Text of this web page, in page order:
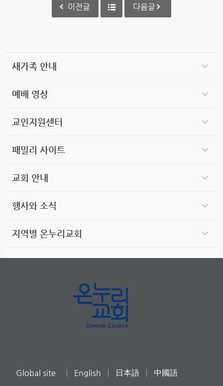
이전글 다음글
새가족 안내
예배 영상
교인지원센터
패밀리 사이트
교회 안내
행사와 소식
지역별 온누리교회
Global site English 日本語 中國語